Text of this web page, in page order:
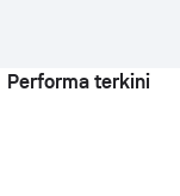
Performa terkini